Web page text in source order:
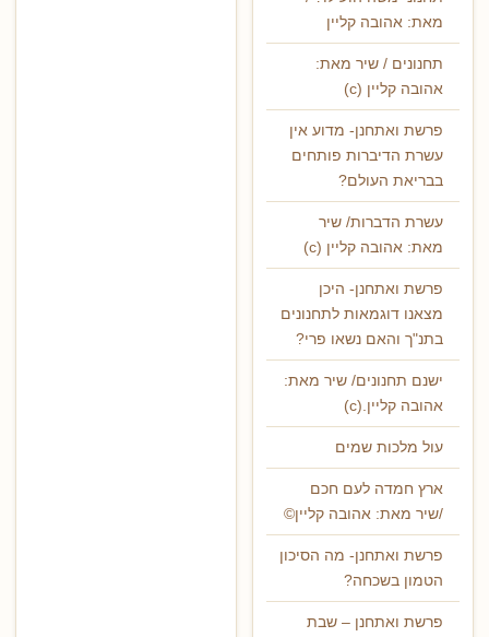
מאת: אהובה קליין
תחנונים / שיר מאת:
אהובה קליין (c)
פרשת ואתחנן- מדוע אין
עשרת הדיברות פותחים
בבריאת העולם?
עשרת הדברות/ שיר
מאת: אהובה קליין (c)
פרשת ואתחנן- היכן
מצאנו דוגמאות לתחנונים
בתנ"ך והאם נשאו פרי?
ישנם תחנונים/ שיר מאת:
אהובה קליין.(c)
עול מלכות שמים
ארץ חמדה לעם חכם
/שיר מאת: אהובה קליין©
פרשת ואתחנן- מה הסיכון
הטמון בשכחה?
פרשת ואתחנן – שבת